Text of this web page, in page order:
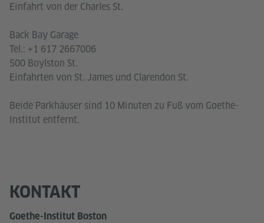
Einfahrt von der Charles St.
Back Bay Garage
Tel.: +1 617 2667006
500 Boylston St.
Einfahrten von St. James und Clarendon St.
Beide Parkhäuser sind 10 Minuten zu Fuß vom Goethe-
Institut entfernt.
KONTAKT
Goethe-Institut Boston